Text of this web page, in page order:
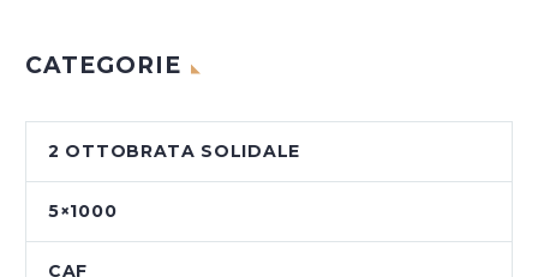
CATEGORIE
2 OTTOBRATA SOLIDALE
5×1000
CAF